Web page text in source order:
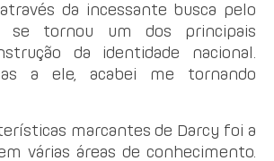
da incessante busca pelo
se tornou um dos principais
da identidade nacional.
a ele, acabei me tornando
marcantes de Darcy foi a
várias áreas de conhecimento.